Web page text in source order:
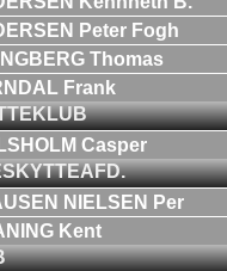
Peter Fogh
Thomas
Frank
Casper
NIELSEN Per
Kent